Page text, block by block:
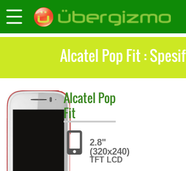
Alcatel Pop Fit :
Alcatel Pop
Fit
2.8"
(320x240)
TFT LCD